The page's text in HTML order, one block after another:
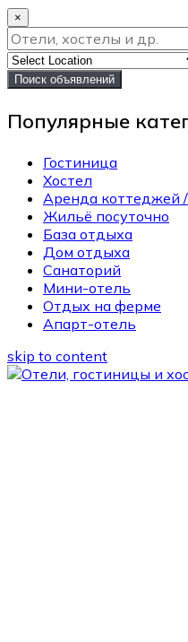
×
Поиск объявлений
Популярные
Гостиница
Хостел
Аренда коттеджей
Жильё посуточно
База отдыха
Дом отдыха
Санаторий
Мини-отель
Отдых на ферме
Апарт-отель
skip to content